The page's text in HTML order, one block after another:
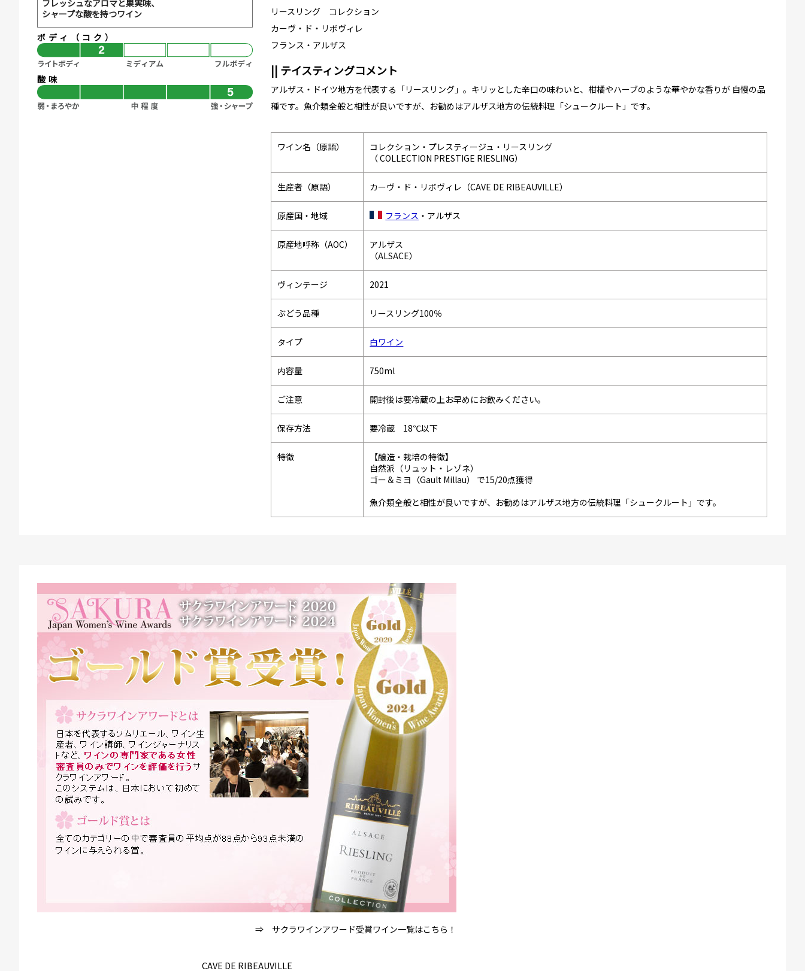
フレッシュなアロマと果実味、
シャープな酸を持つワイン
ボディ（コク）
酸味
リースリング コレクション
カーヴ・ド・リボヴィレ
フランス・アルザス
|| テイスティングコメント
アルザス・ドイツ地方を代表する「リースリング」。キリッとした辛口の味わいと、柑橘やハーブのような華やかな香りが 自慢の品
種です。魚介類全般と相性が良いですが、お勧めはアルザス地方の伝統料理「シュークルート」です。
ワイン名（原語）
コレクション・プレスティージュ・リースリング
（ COLLECTION PRESTIGE RIESLING）
生産者（原語） カーヴ・ド・リボヴィレ（CAVE DE RIBEAUVILLE）
原産国・地域 フランス ・アルザス
原産地呼称（AOC）
アルザス
（ALSACE）
ヴィンテージ 2021
ぶどう品種 リースリング100％
タイプ 白ワイン
内容量 750ml
ご注意 開封後は要冷蔵の上お早めにお飲みください。
保存方法 要冷蔵 18℃以下
特徴
【醸造・栽培の特徴】
自然派（リュット・レゾネ）
ゴー＆ミヨ（Gault Millau） で15/20点獲得
魚介類全般と相性が良いですが、お勧めはアルザス地方の伝統料理「シュークルート」です。
⇒ サクラワインアワード受賞ワイン一覧はこちら！
CAVE DE RIBEAUVILLE